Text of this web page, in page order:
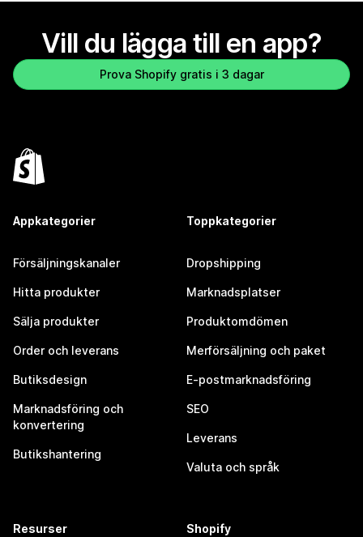
Vill du lägga till en app?
Prova Shopify gratis i 3 dagar
Appkategorier
Försäljningskanaler
Hitta produkter
Sälja produkter
Order och leverans
Butiksdesign
Marknadsföring och
konvertering
Butikshantering
Toppkategorier
Dropshipping
Marknadsplatser
Produktomdömen
Merförsäljning och paket
E-postmarknadsföring
SEO
Leverans
Valuta och språk
Resurser Shopify